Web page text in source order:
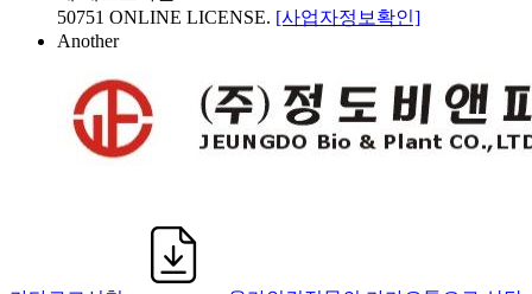
50751 ONLINE LICENSE. [사업자정보확인]
Another